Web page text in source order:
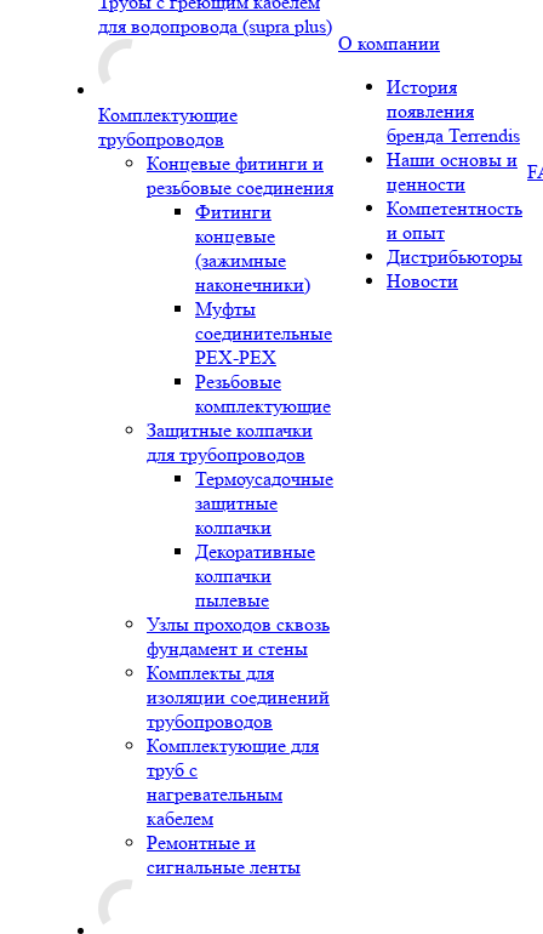
для водопровода (supra plus)
Комплектующие
трубопроводов
Концевые фитинги и
резьбовые соединения
Фитинги
концевые
(зажимные
наконечники)
Муфты
соединительные
РЕХ-PEX
Резьбовые
комплектующие
Защитные колпачки
для трубопроводов
Термоусадочные
защитные
колпачки
Декоративные
колпачки
пылевые
Узлы проходов сквозь
фундамент и стены
Комплекты для
изоляции соединений
трубопроводов
Комплектующие для
труб с
нагревательным
кабелем
Ремонтные и
сигнальные ленты
О компании
История
появления
бренда Terrendis
Наши основы и
ценности
Компетентность
и опыт
Дистрибьюторы
Новости